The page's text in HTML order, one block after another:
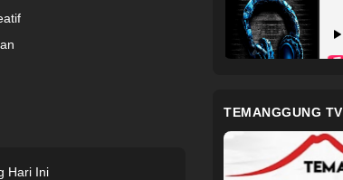
Hari Ini
TEMANGGUNG TV